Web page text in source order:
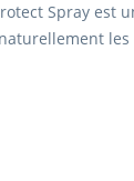
Spray est
les